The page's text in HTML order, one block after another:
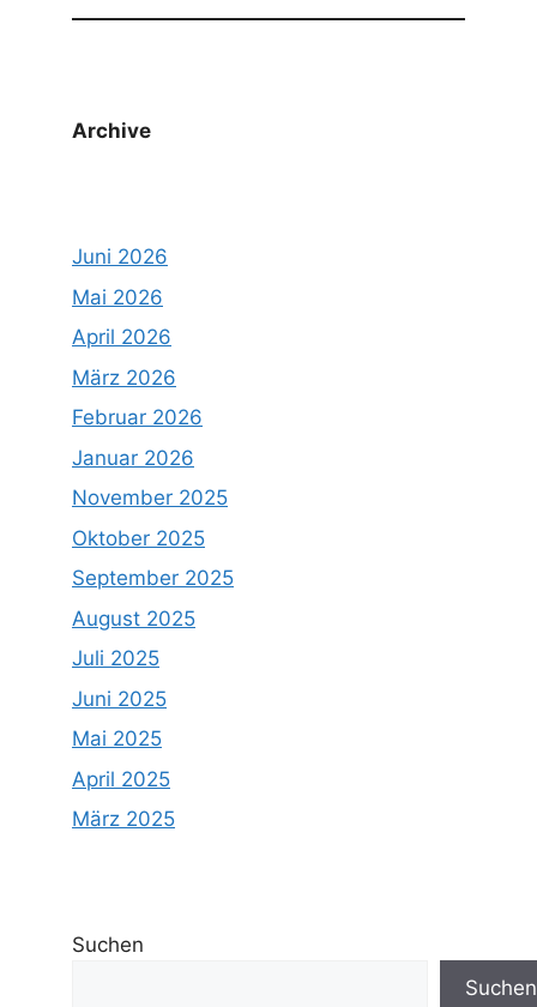
Archive
Juni 2026
Mai 2026
April 2026
März 2026
Februar 2026
Januar 2026
November 2025
Oktober 2025
September 2025
August 2025
Juli 2025
Juni 2025
Mai 2025
April 2025
März 2025
Suchen
Suchen